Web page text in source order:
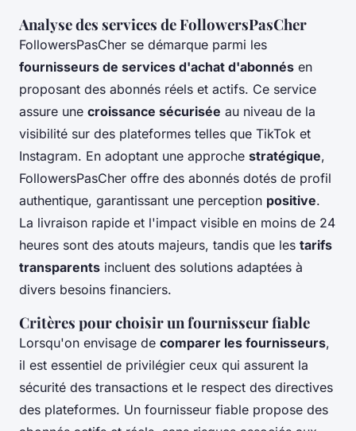
Analyse des services de FollowersPasCher
FollowersPasCher se démarque parmi les
fournisseurs de services d'achat d'abonnés en
proposant des abonnés réels et actifs. Ce service
assure une croissance sécurisée au niveau de la
visibilité sur des plateformes telles que TikTok et
Instagram. En adoptant une approche stratégique,
FollowersPasCher offre des abonnés dotés de profil
authentique, garantissant une perception positive.
La livraison rapide et l'impact visible en moins de 24
heures sont des atouts majeurs, tandis que les tarifs
transparents incluent des solutions adaptées à
divers besoins financiers.
Critères pour choisir un fournisseur fiable
Lorsqu'on envisage de comparer les fournisseurs,
il est essentiel de privilégier ceux qui assurent la
sécurité des transactions et le respect des directives
des plateformes. Un fournisseur fiable propose des